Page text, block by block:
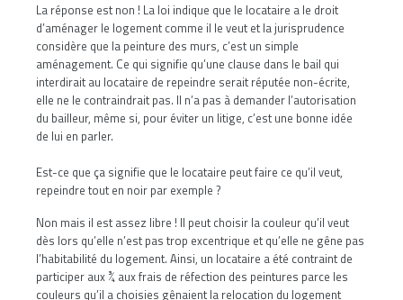
La réponse est non ! La loi indique que le locataire a le droit
d’aménager le logement comme il le veut et la jurisprudence
considère que la peinture des murs, c’est un simple
aménagement. Ce qui signifie qu’une clause dans le bail qui
interdirait au locataire de repeindre serait réputée non-écrite,
elle ne le contraindrait pas. Il n’a pas à demander l’autorisation
du bailleur, même si, pour éviter un litige, c’est une bonne idée
de lui en parler.
Est-ce que ça signifie que le locataire peut faire ce qu’il veut,
repeindre tout en noir par exemple ?
Non mais il est assez libre ! Il peut choisir la couleur qu’il veut
dès lors qu’elle n’est pas trop excentrique et qu’elle ne gêne pas
l’habitabilité du logement. Ainsi, un locataire a été contraint de
participer aux ¾ aux frais de réfection des peintures parce les
couleurs qu’il a choisies gênaient la relocation du logement